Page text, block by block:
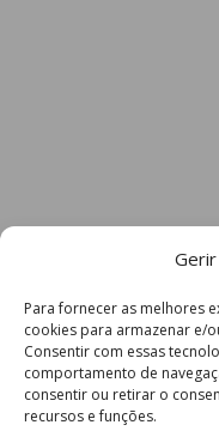
Para fornecer as melhores
cookies para armazenar e/
Consentir com essas
comportamento de
consentir ou retirar o
recursos e funções.